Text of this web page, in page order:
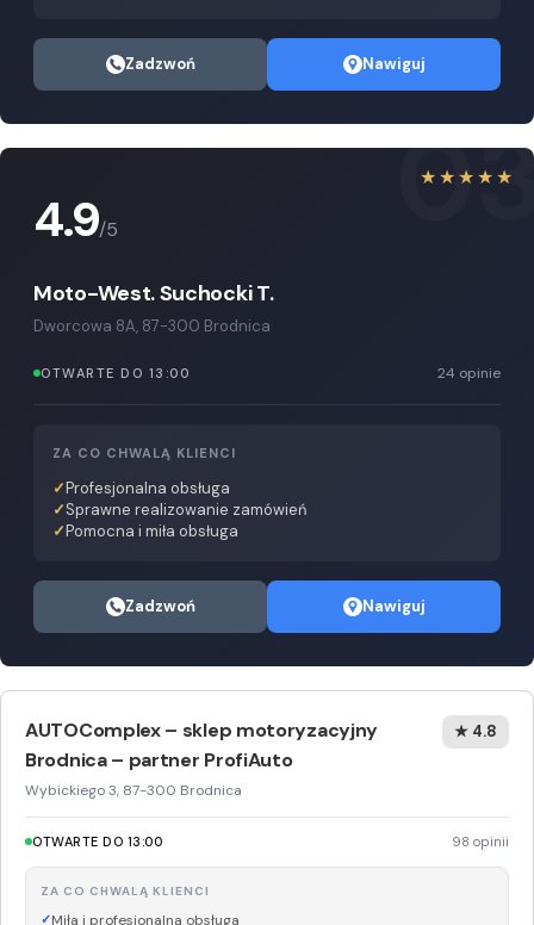
Zadzwoń Nawiguj
★★★★★
4.9/5
Moto-West. Suchocki T.
Dworcowa 8A, 87-300 Brodnica
OTWARTE DO 13:00 24 opinie
ZA CO CHWALĄ KLIENCI
Profesjonalna obsługa
Sprawne realizowanie zamówień
Pomocna i miła obsługa
Zadzwoń Nawiguj
AUTOComplex – sklep motoryzacyjny
Brodnica – partner ProfiAuto
Wybickiego 3, 87-300 Brodnica
★ 4.8
OTWARTE DO 13:00 98 opinii
ZA CO CHWALĄ KLIENCI
Miła i profesjonalna obsługa